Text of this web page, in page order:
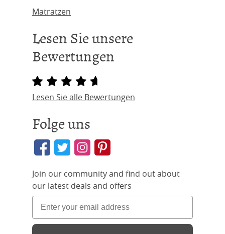
Matratzen
Lesen Sie unsere
Bewertungen
Lesen Sie alle Bewertungen
Folge uns
Join our community and find out about
our latest deals and offers